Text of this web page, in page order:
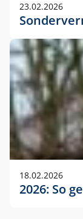
23.02.2026
18.02.2026
2026: So